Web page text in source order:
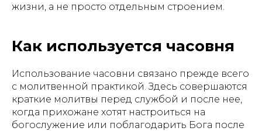
жизни, а не просто отдельным строением.
Как используется часовня
Использование часовни связано прежде всего
с молитвенной практикой. Здесь совершаются
краткие молитвы перед службой и после нее,
когда прихожане хотят настроиться на
богослужение или поблагодарить Бога после